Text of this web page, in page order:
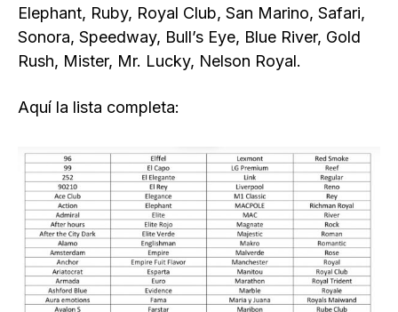
Elephant, Ruby, Royal Club, San Marino, Safari,
Sonora, Speedway, Bull’s Eye, Blue River, Gold
Rush, Mister, Mr. Lucky, Nelson Royal.
Aquí la lista completa: